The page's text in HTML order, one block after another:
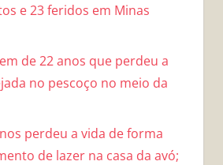
e 23 feridos em Minas
de 22 anos que perdeu a
no pescoço no meio da
perdeu a vida de forma
de lazer na casa da avó;